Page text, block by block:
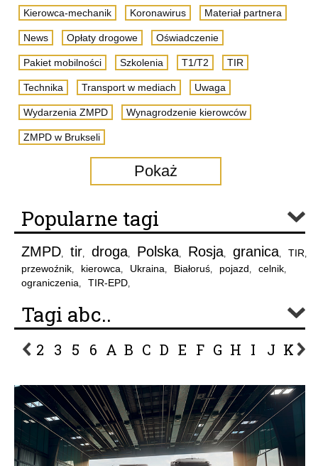
Kierowca-mechanik Koronawirus Materiał partnera
News Opłaty drogowe Oświadczenie
Pakiet mobilności Szkolenia T1/T2 TIR
Technika Transport w mediach Uwaga
Wydarzenia ZMPD Wynagrodzenie kierowców
ZMPD w Brukseli
Pokaż
Popularne tagi
ZMPD, tir, droga, Polska, Rosja, granica, TIR,
przewoźnik, kierowca, Ukraina, Białoruś, pojazd, celnik,
ograniczenia, TIR-EPD,
Tagi abc..
2 3 5 6 A B C D E F G H I J K L